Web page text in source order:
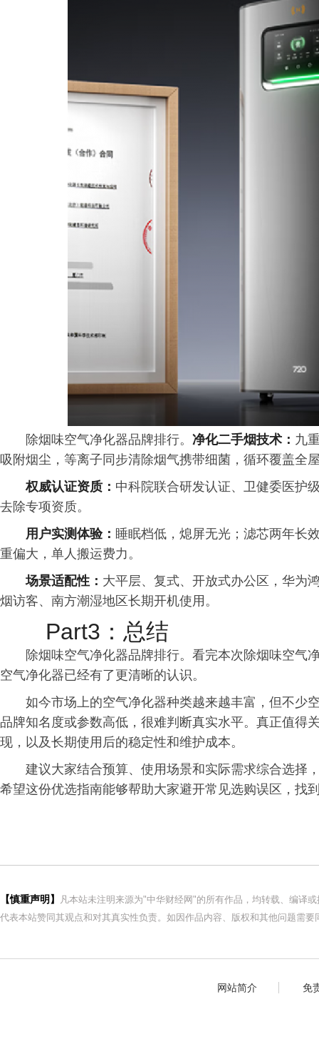
除烟味空气净化器品牌排行。 净化二手烟技术： 九
吸附烟尘，等离子同步清除烟气携带细菌，循环覆盖全
权威认证资质： 中科院联合研发认证、卫健委医护
去除专项资质。
用户实测体验： 睡眠档低，熄屏无光；滤芯两年长
重偏大，单人搬运费力。
场景适配性： 大平层、复式、开放式办公区，华为
烟访客、南方潮湿地区长期开机使用。
Part3：总结
除烟味空气净化器品牌排行。看完本次除烟味空气
空气净化器已经有了更清晰的认识。
如今市场上的空气净化器种类越来越丰富，但不少
品牌知名度或参数高低，很难判断真实水平。真正值得
现，以及长期使用后的稳定性和维护成本。
建议大家结合预算、使用场景和实际需求综合选择
希望这份优选指南能够帮助大家避开常见选购误区，找
【慎重声明】
凡本站未注明来源为"中华财经网"的所有作品，均转载、编译
代表本站赞同其观点和对其真实性负责。如因作品内容、版权和其他问题需
网站简介 免